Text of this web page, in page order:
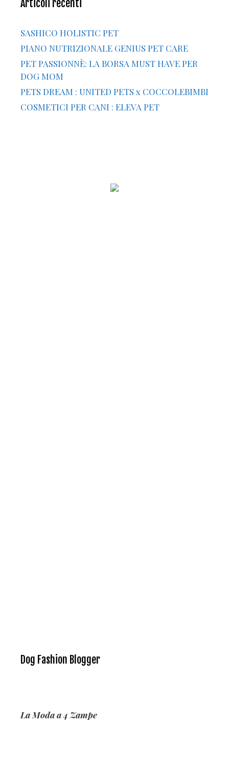
Articoli recenti
SASHICO HOLISTIC PET
PIANO NUTRIZIONALE GENIUS PET CARE
PET PASSIONNÈ: LA BORSA MUST HAVE PER
DOG MOM
PETS DREAM : UNITED PETS x COCCOLEBIMBI
COSMETICI PER CANI : ELEVA PET
Dog Fashion Blogger
La Moda a 4 Zampe